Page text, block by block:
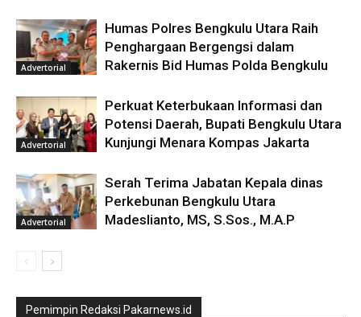
Advertorial
Humas Polres Bengkulu Utara Raih
Penghargaan Bergengsi dalam
Rakernis Bid Humas Polda Bengkulu
Advertorial
Perkuat Keterbukaan Informasi dan
Potensi Daerah, Bupati Bengkulu Utara
Kunjungi Menara Kompas Jakarta
Advertorial
Serah Terima Jabatan Kepala dinas
Perkebunan Bengkulu Utara
Madeslianto, MS, S.Sos., M.A.P
Pemimpin Redaksi Pakarnews.id